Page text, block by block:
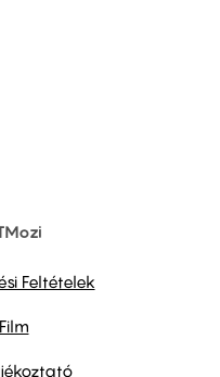
Feltételek